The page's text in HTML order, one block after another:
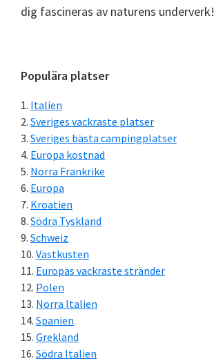
dig fascineras av naturens underverk!
Primärt
sidofält
Populära platser
Italien
Sveriges vackraste platser
Sveriges bästa campingplatser
Europa kostnad
Norra Frankrike
Europa
Kroatien
Södra Tyskland
Schweiz
Västkusten
Europas vackraste stränder
Polen
Norra Italien
Spanien
Grekland
Södra Italien